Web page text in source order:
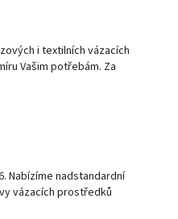
i textilních vázacích
Vašim potřebám. Za
Nabízíme nadstandardní
vázacích prostředků